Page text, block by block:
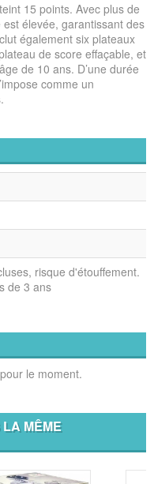
15 points. Avec plus de
élevée, garantissant des
également six plateaux
de score effaçable, et
de 10 ans. D’une durée
comme un
risque d'étouffement.
de 3 ans
le moment.
MÊME